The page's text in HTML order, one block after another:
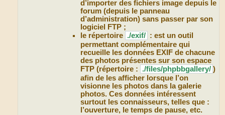
d’importer des fichiers image depuis le
forum (depuis le panneau
d’administration) sans passer par son
logiciel FTP ;
le répertoire ./exif/ : est un outil
permettant complémentaire qui
recueille les données EXIF de chacune
des photos présentes sur son espace
FTP (répertoire :
./files/phpbbgallery/ )
afin de les afficher lorsque l’on
visionne les photos dans la galerie
photos. Ces données intéressent
surtout les connaisseurs, telles que :
l’ouverture, le temps de pause, etc.